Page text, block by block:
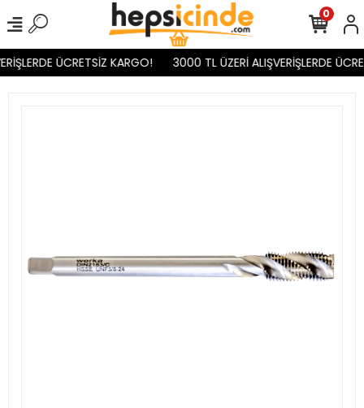
ÜCRETSİZ KARGO! 3000 TL ÜZERİ ALIŞVERİŞLERDE
0